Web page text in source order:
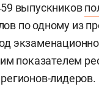
выпускников
по одному из
показателем
лидеров.